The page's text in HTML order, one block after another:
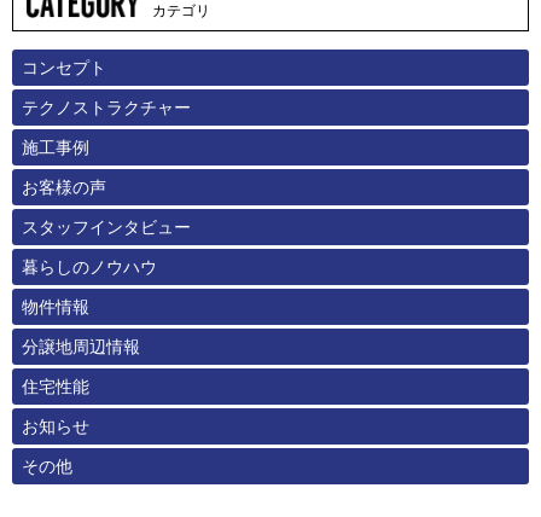
カテゴリ
コンセプト
テクノストラクチャー
施工事例
お客様の声
スタッフインタビュー
暮らしのノウハウ
物件情報
分譲地周辺情報
住宅性能
お知らせ
その他